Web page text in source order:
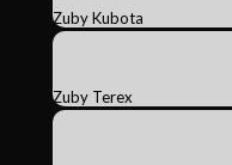
Zuby Kubota
Zuby Terex